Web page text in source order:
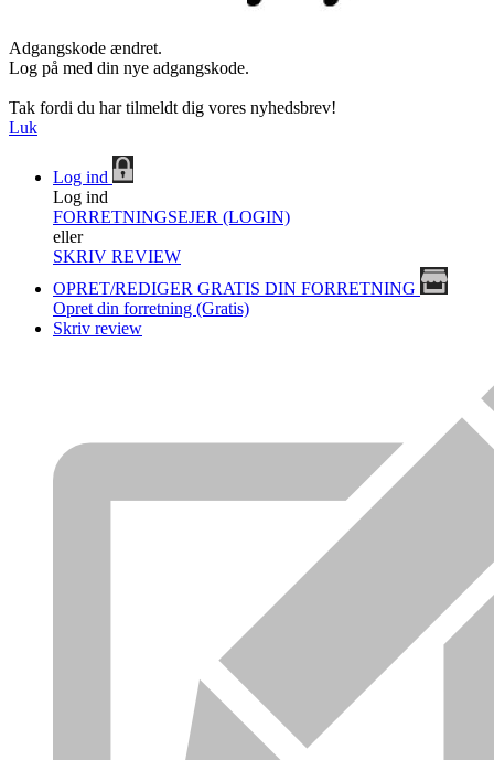
Adgangskode ændret.
Log på med din nye adgangskode.
Tak fordi du har tilmeldt dig vores nyhedsbrev!
Luk
Log ind
Log ind
FORRETNINGSEJER (LOGIN)
eller
SKRIV REVIEW
OPRET/REDIGER GRATIS DIN FORRETNING
Opret din forretning (Gratis)
Skriv review